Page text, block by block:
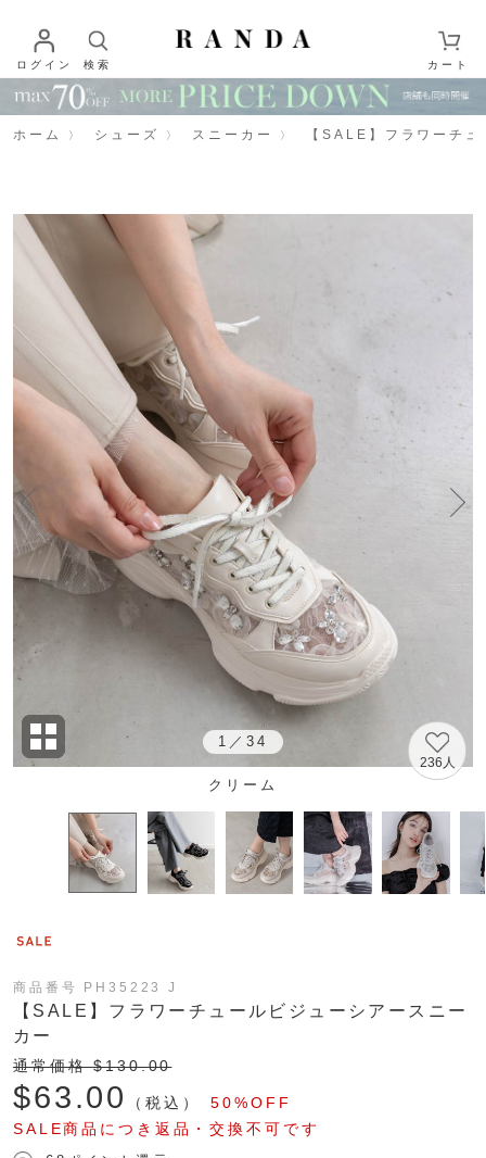
ログイン 検索 カート
ホーム シューズ スニーカー 【SALE】フラワーチ
1 ／ 34
236人
クリーム
商品番号 PH35223 J
【SALE】フラワーチュールビジューシアースニー
カー
通常価格 $‌130.00
$‌63.00 （税込）
50%OFF
SALE商品につき返品・交換不可です